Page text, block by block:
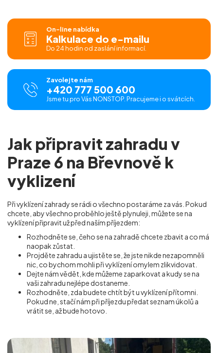
On-line nabídka
Kalkulace do e-mailu
Do 24 hodin od zaslání informací.
Zavolejte nám
+420 777 500 600
Jsme tu pro Vás NONSTOP. Pracujeme i o svátcích.
Jak připravit zahradu v
Praze 6 na Břevnově k
vyklizení
Při vyklízení zahrady se rádi o všechno postaráme za vás. Pokud
chcete, aby všechno proběhlo ještě plynuleji, můžete se na
vyklízení připravit už před naším příjezdem:
Rozhodněte se, čeho se na zahradě chcete zbavit a co má
naopak zůstat.
Projděte zahradu a ujistěte se, že jste nikde nezapomněli
nic, co bychom mohli při vyklízení omylem zlikvidovat.
Dejte nám vědět, kde můžeme zaparkovat a kudy se na
vaši zahradu nejlépe dostaneme.
Rozhodněte, zda budete chtít být u vyklízení přítomni.
Pokud ne, stačí nám při příjezdu předat seznam úkolů a
vrátit se, až bude hotovo.